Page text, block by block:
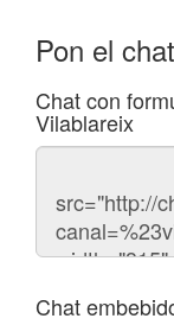
Pon el
Chat con
Vilablareix
Código
chat
Chat